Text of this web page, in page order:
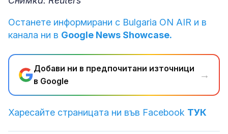
Останете информирани с Bulgaria ON AIR и в
канала ни в Google News Showcase.
Добави ни в предпочитани източници
в Google
→
Харесайте страницата ни във Facebook ТУК